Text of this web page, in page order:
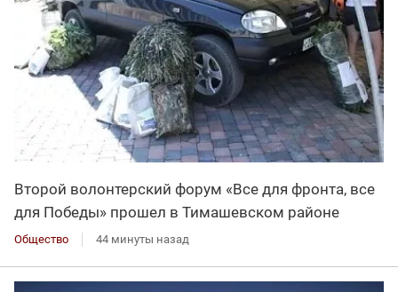
Второй волонтерский форум «Все для фронта, все
для Победы» прошел в Тимашевском районе
Общество 44 минуты назад